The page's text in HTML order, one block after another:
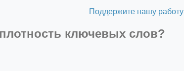
Поддержите нашу работу
ключевых слов?